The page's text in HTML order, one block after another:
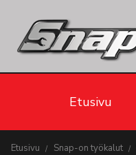
Etusivu
Etusivu Snap-on työkalut